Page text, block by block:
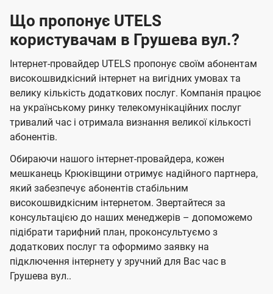
Що пропонує UTELS
користувачам в Грушева вул.?
Інтернет-провайдер UTELS пропонує своїм абонентам
високошвидкісний інтернет на вигідних умовах та
велику кількість додаткових послуг. Компанія працює
на українському ринку телекомунікаційних послуг
тривалий час і отримала визнання великої кількості
абонентів.
Обираючи нашого інтернет-провайдера, кожен
мешканець Крюківщини отримує надійного партнера,
який забезпечує абонентів стабільним
високошвидкісним інтернетом. Звертайтеся за
консультацією до наших менеджерів – допоможемо
підібрати тарифний план, проконсультуємо з
додаткових послуг та оформимо заявку на
підключення інтернету у зручний для Вас час в
Грушева вул..